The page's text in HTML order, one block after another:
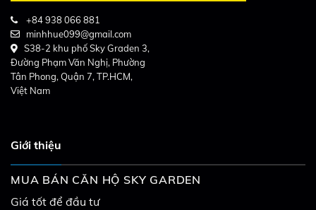
+84 938 066 881
minhhue099@gmail.com
S38-2 khu phố Sky Graden 3,
Đường Phạm Văn Nghị, Phường
Tân Phong, Quận 7, TP.HCM,
Việt Nam
Giới thiệu
MUA BÁN CĂN HỘ SKY GARDEN
Giá tốt để đầu tư